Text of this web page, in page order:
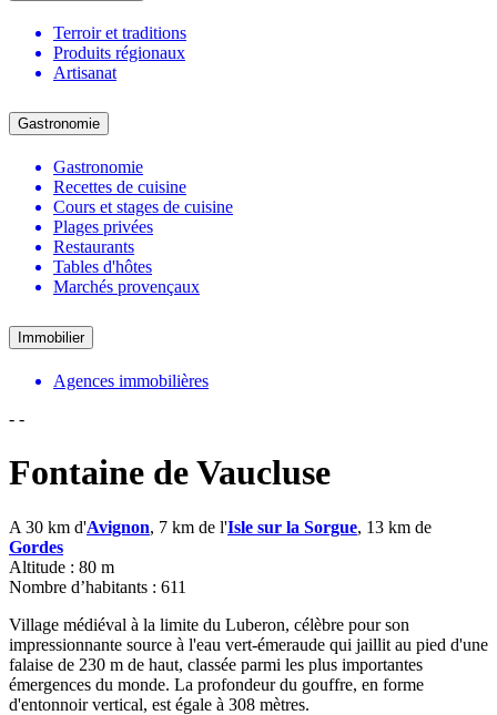
Terroir et traditions
Produits régionaux
Artisanat
Gastronomie
Gastronomie
Recettes de cuisine
Cours et stages de cuisine
Plages privées
Restaurants
Tables d'hôtes
Marchés provençaux
Immobilier
Agences immobilières
- -
Fontaine de Vaucluse
A 30 km d'Avignon, 7 km de l'Isle sur la Sorgue, 13 km de
Gordes
Altitude : 80 m
Nombre d’habitants : 611
Village médiéval à la limite du Luberon, célèbre pour son
impressionnante source à l'eau vert-émeraude qui jaillit au pied d'une
falaise de 230 m de haut, classée parmi les plus importantes
émergences du monde. La profondeur du gouffre, en forme
d'entonnoir vertical, est égale à 308 mètres.